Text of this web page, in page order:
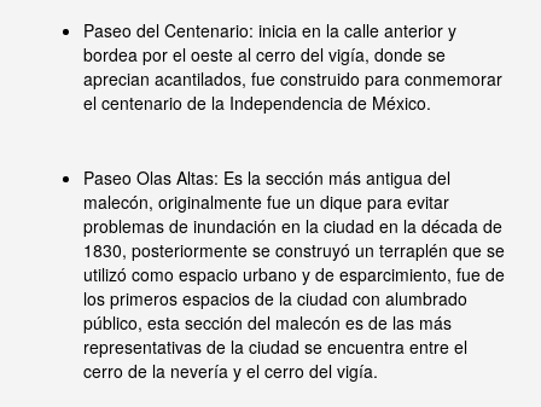
Paseo del Centenario: inicia en la calle anterior y
bordea por el oeste al cerro del vigía, donde se
aprecian acantilados, fue construido para conmemorar
el centenario de la Independencia de México.
Paseo Olas Altas: Es la sección más antigua del
malecón, originalmente fue un dique para evitar
problemas de inundación en la ciudad en la década de
1830, posteriormente se construyó un terraplén que se
utilizó como espacio urbano y de esparcimiento, fue de
los primeros espacios de la ciudad con alumbrado
público, esta sección del malecón es de las más
representativas de la ciudad se encuentra entre el
cerro de la nevería y el cerro del vigía.